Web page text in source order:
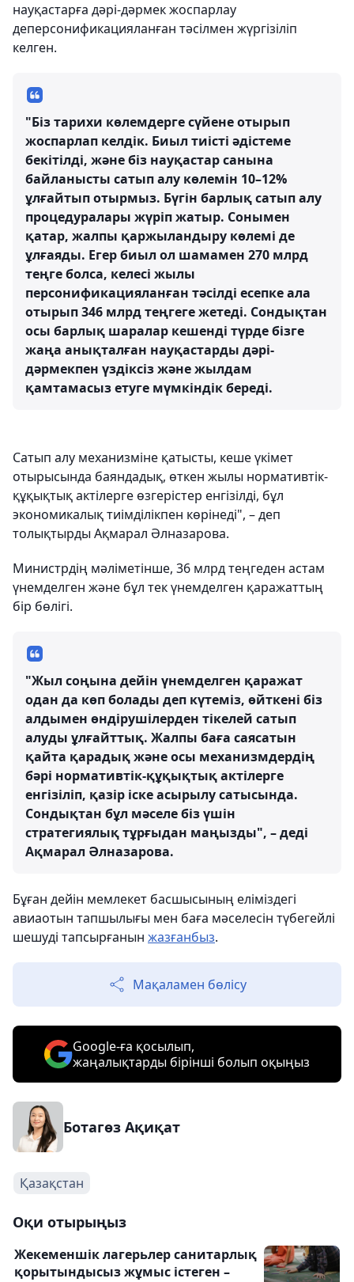
науқастарға дәрі-дәрмек жоспарлау
деперсонификацияланған тәсілмен жүргізіліп
келген.
"Біз тарихи көлемдерге сүйене отырып
жоспарлап келдік. Биыл тиісті әдістеме
бекітілді, және біз науқастар санына
байланысты сатып алу көлемін 10–12%
ұлғайтып отырмыз. Бүгін барлық сатып алу
процедуралары жүріп жатыр. Сонымен
қатар, жалпы қаржыландыру көлемі де
ұлғаяды. Егер биыл ол шамамен 270 млрд
теңге болса, келесі жылы
персонификацияланған тәсілді есепке ала
отырып 346 млрд теңгеге жетеді. Сондықтан
осы барлық шаралар кешенді түрде бізге
жаңа анықталған науқастарды дәрі-
дәрмекпен үздіксіз және жылдам
қамтамасыз етуге мүмкіндік береді.
Сатып алу механизміне қатысты, кеше үкімет
отырысында баяндадық, өткен жылы нормативтік-
құқықтық актілерге өзгерістер енгізілді, бұл
экономикалық тиімділікпен көрінеді", – деп
толықтырды Ақмарал Әлназарова.
Министрдің мәліметінше, 36 млрд теңгеден астам
үнемделген және бұл тек үнемделген қаражаттың
бір бөлігі.
"Жыл соңына дейін үнемделген қаражат
одан да көп болады деп күтеміз, өйткені біз
алдымен өндірушілерден тікелей сатып
алуды ұлғайттық. Жалпы баға саясатын
қайта қарадық және осы механизмдердің
бәрі нормативтік-құқықтық актілерге
енгізіліп, қазір іске асырылу сатысында.
Сондықтан бұл мәселе біз үшін
стратегиялық тұрғыдан маңызды", – деді
Ақмарал Әлназарова.
Бұған дейін мемлекет басшысының еліміздегі
авиаотын тапшылығы мен баға мәселесін түбегейлі
шешуді тапсырғанын жазғанбыз.
Мақаламен бөлісу
Google-ға қосылып,
жаңалықтарды бірінші болып оқыңыз
Ботагөз Ақиқат
Қазақстан
Оқи отырыңыз
Жекеменшік лагерьлер санитарлық
қорытындысыз жұмыс істеген –